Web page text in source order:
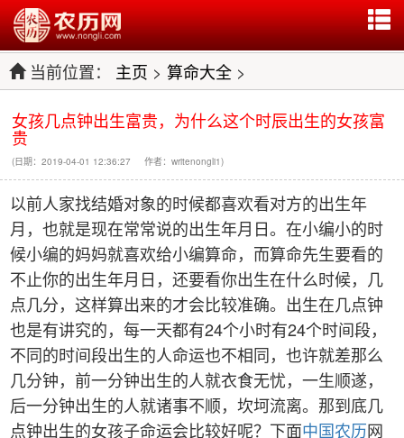
当前位置： 主页 > 算命大全 >
女孩几点钟出生富贵，为什么这个时辰出生的女孩富
贵
(日期：2019-04-01 12:36:27 作者：writenongli1)
以前人家找结婚对象的时候都喜欢看对方的出生年
月，也就是现在常常说的出生年月日。在小编小的时
候小编的妈妈就喜欢给小编算命，而算命先生要看的
不止你的出生年月日，还要看你出生在什么时候，几
点几分，这样算出来的才会比较准确。出生在几点钟
也是有讲究的，每一天都有24个小时有24个时间段，
不同的时间段出生的人命运也不相同，也许就差那么
几分钟，前一分钟出生的人就衣食无忧，一生顺遂，
后一分钟出生的人就诸事不顺，坎坷流离。那到底几
点钟出生的女孩子命运会比较好呢？下面中国农历网